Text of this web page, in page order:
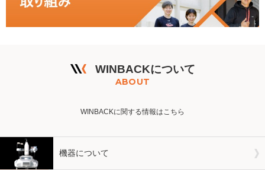
WINBACKについて
ABOUT
WINBACKに関する情報はこちら
機器について